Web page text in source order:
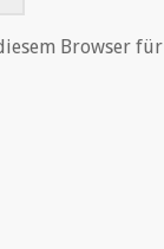
Browser